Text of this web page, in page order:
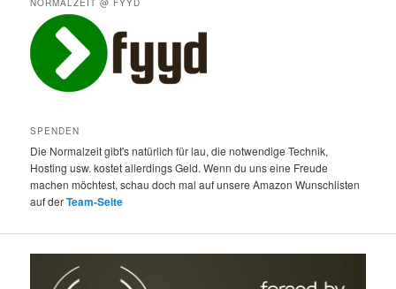
SPENDEN
Die Normalzeit gibt's natürlich für lau, die notwendige Technik,
Hosting usw. kostet allerdings Geld. Wenn du uns eine Freude
machen möchtest, schau doch mal auf unsere Amazon Wunschlisten
auf derTeam-Seite